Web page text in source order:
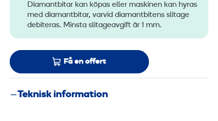
Diamantbitar kan köpas eller maskinen kan hyras
med diamantbitar, varvid diamantbitens slitage
debiteras. Minsta slitageavgift är 1 mm.
Få en offert
Teknisk information